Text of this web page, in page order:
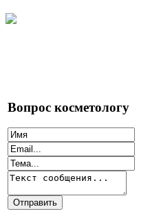
Вопрос косметологу